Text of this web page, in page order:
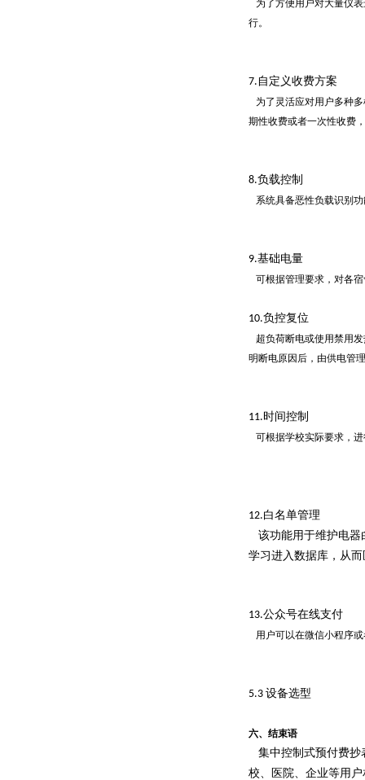
为了方便用户对大量仪
行。
7. 自定义收费方案
为了灵活应对用户多种
期性收费或者一次性收费
8.负载控制
系统具备恶性负载识别
9.基础电量
可根据管理要求，对各
10.负控复位
超负荷断电或使用禁用
明断电原因后，由供电管
11.时间控制
可根据学校实际要求，
12.白名单管理
该功能用于维护电器
学习进入数据库，从
13.公众号在线支付
用户可以在微信小程序
5.3 设备选型
六、结束语
集中控制式预付费抄
校、医院、企业等用